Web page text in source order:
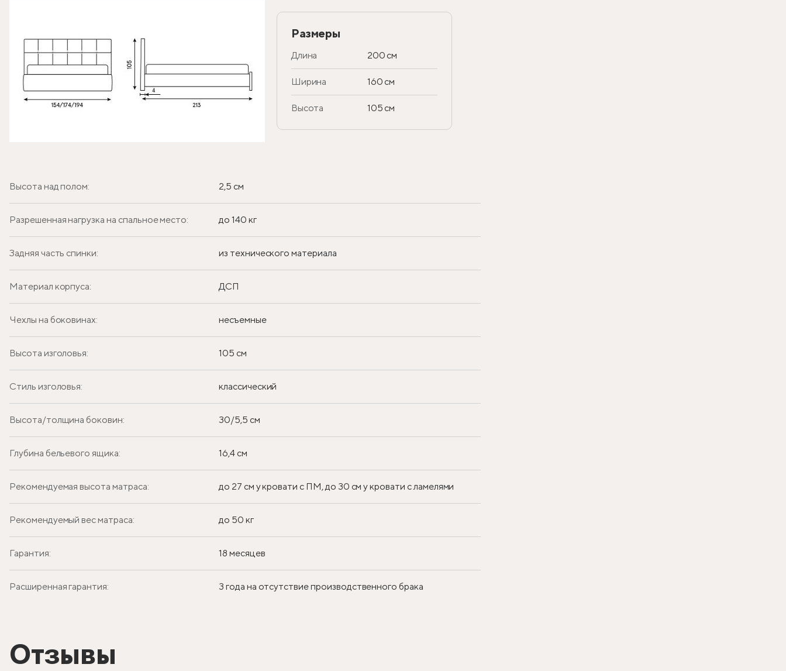
Размеры
Длина 200 см
Ширина 160 см
Высота 105 см
Высота над полом: 2,5 см
Разрешенная нагрузка на спальное место: до 140 кг
Задняя часть спинки: из технического материала
Материал корпуса: ДСП
Чехлы на боковинах: несъемные
Высота изголовья: 105 см
Стиль изголовья: классический
Высота/толщина боковин: 30/5,5 см
Глубина бельевого ящика: 16,4 см
Рекомендуемая высота матраса: до 27 см у кровати с ПМ, до 30 см у кровати с ламелями
Рекомендуемый вес матраса: до 50 кг
Гарантия: 18 месяцев
Расширенная гарантия: 3 года на отсутствие производственного брака
Отзывы